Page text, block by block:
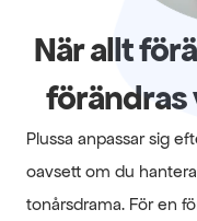
När allt
förändras
Plussa anpassar sig
oavsett om du
tonårsdrama. För en